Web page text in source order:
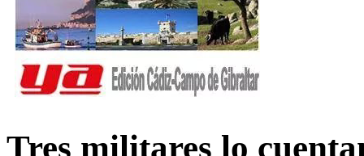
Tres militares lo